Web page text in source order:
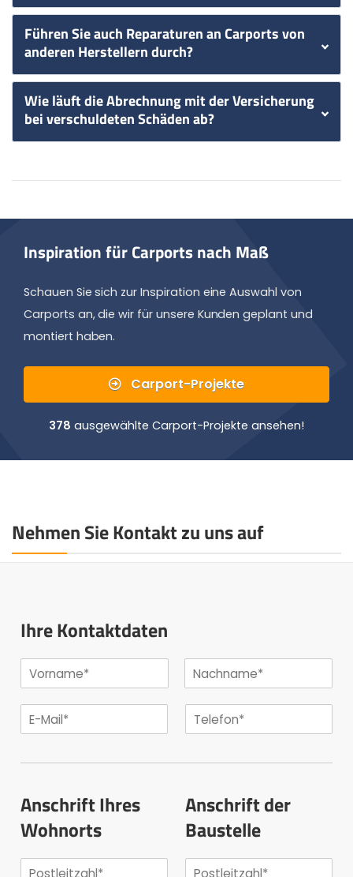
Führen Sie auch Reparaturen an Carports von
anderen Herstellern durch?
Wie läuft die Abrechnung mit der Versicherung
bei verschuldeten Schäden ab?
Inspiration für Carports nach Maß
Schauen Sie sich zur Inspiration eine Auswahl von
Carports an, die wir für unsere Kunden geplant und
montiert haben.
Carport-Projekte
378 ausgewählte Carport-Projekte ansehen!
Nehmen Sie Kontakt zu uns auf
Ihre Kontaktdaten
Anschrift Ihres
Wohnorts
Anschrift der
Baustelle